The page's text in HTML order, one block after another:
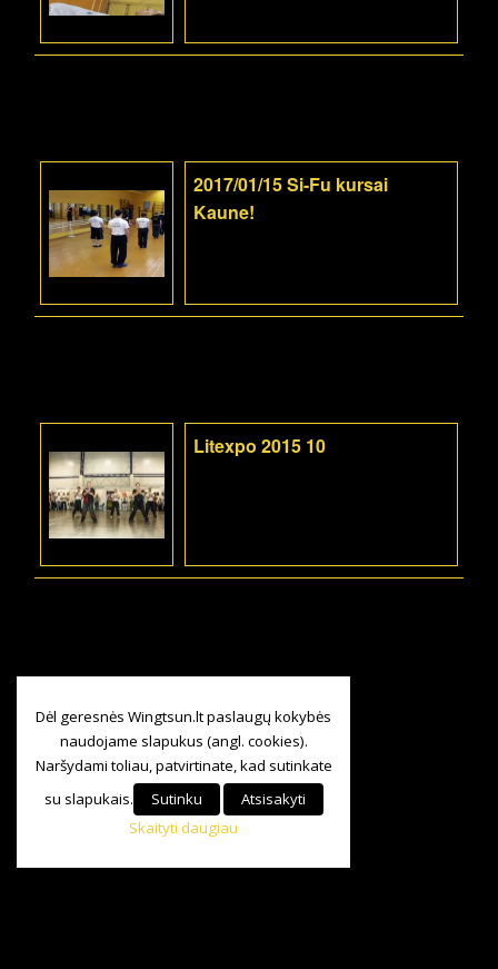
2017/01/15 Si-Fu kursai
Kaune!
Litexpo 2015 10
Dėl geresnės Wingtsun.lt paslaugų kokybės
naudojame slapukus (angl. cookies).
Naršydami toliau, patvirtinate, kad sutinkate
su slapukais.
Sutinku
Atsisakyti
Skaityti daugiau